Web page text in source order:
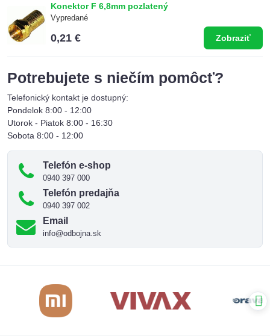
Konektor F 6,8mm pozlatený
Vypredané
0,21 € Zobraziť
Potrebujete s niečím pomôcť?
Telefonický kontakt je dostupný:
Pondelok 8:00 - 12:00
Utorok - Piatok 8:00 - 16:30
Sobota 8:00 - 12:00
Telefón e-shop
0940 397 000
Telefón predajňa
0940 397 002
Email
info@odbojna.sk